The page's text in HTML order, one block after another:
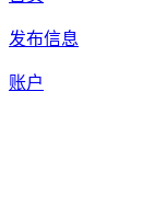
发布信息
账户